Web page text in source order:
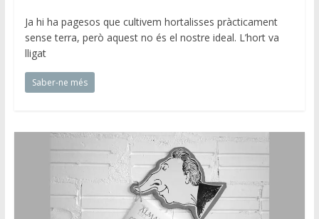
Ja hi ha pagesos que cultivem hortalisses pràcticament
sense terra, però aquest no és el nostre ideal. L’hort va
lligat
Saber-ne més